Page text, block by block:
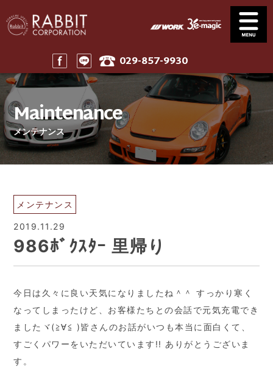
029-857-9930
サービス案内
News
ニュース一覧
Stock
在庫車
Parts
パーツ
Company
会社案内
911 Touring
911ツーリング
Home
ホーム
Maintenance
メンテナンス
メンテナンス
2019.11.29
986ﾎﾞｸｽﾀｰ 里帰り
今日は久々に良い天気になりましたね＾＾ すっかり寒く
なってしまったけど、お客様たちとの会話で元気充電でき
ましたヾ(≧∀≦ )皆さんのお話がいつも本当に面白くて、
すごくパワーをいただいています!! ありがとうございま
す。